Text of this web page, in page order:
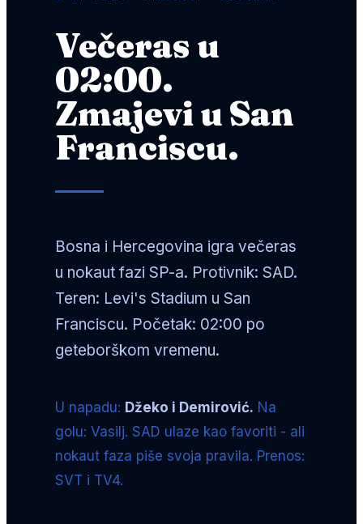
Večeras u
02:00.
Zmajevi u San
Franciscu.
Bosna i Hercegovina igra večeras
u nokaut fazi SP-a. Protivnik: SAD.
Teren: Levi's Stadium u San
Franciscu. Početak: 02:00 po
geteborškom vremenu.
U napadu: Džeko i Demirović. Na
golu: Vasilj. SAD ulaze kao favoriti - ali
nokaut faza piše svoja pravila. Prenos:
SVT i TV4.